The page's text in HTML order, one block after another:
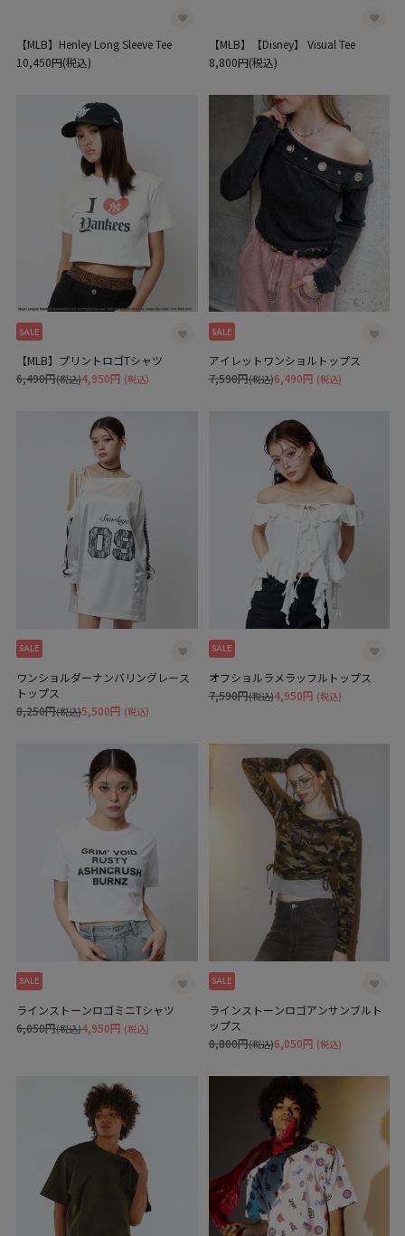
【MLB】Henley Long Sleeve Tee
10,450円(税込)
【MLB】【Disney】 Visual Tee
8,800円(税込)
SALE
【MLB】プリントロゴTシャツ
4,950円 (税込)
6,490円(税込)
SALE
アイレットワンショルトップス
6,490円 (税込)
7,590円(税込)
SALE
ワンショルダーナンバリングレース
トップス
5,500円 (税込)
8,250円(税込)
SALE
オフショルラメラッフルトップス
4,950円 (税込)
7,590円(税込)
SALE
ラインストーンロゴミニTシャツ
4,950円 (税込)
6,050円(税込)
SALE
ラインストーンロゴアンサンブルト
ップス
6,050円 (税込)
8,800円(税込)